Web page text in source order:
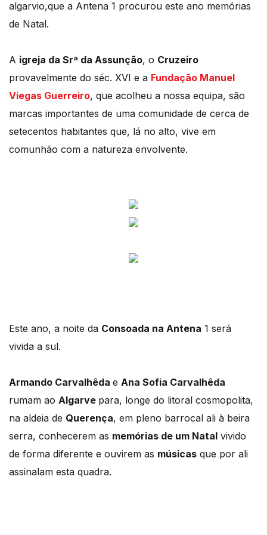
algarvio,que a Antena 1 procurou este ano memórias
de Natal.
A igreja da Srª da Assunção, o Cruzeiro
provavelmente do séc. XVI e a Fundação Manuel
Viegas Guerreiro, que acolheu a nossa equipa, são
marcas importantes de uma comunidade de cerca de
setecentos habitantes que, lá no alto, vive em
comunhão com a natureza envolvente.
Este ano, a noite da Consoada na Antena 1 será
vivida a sul.
Armando Carvalhêda e Ana Sofia Carvalhêda
rumam ao Algarve para, longe do litoral cosmopolita,
na aldeia de Querença, em pleno barrocal ali à beira
serra, conhecerem as memórias de um Natal vivido
de forma diferente e ouvirem as músicas que por ali
assinalam esta quadra.